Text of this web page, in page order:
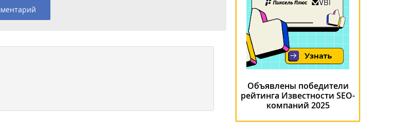
Объявлены победители
рейтинга Известности SEO-
компаний 2025